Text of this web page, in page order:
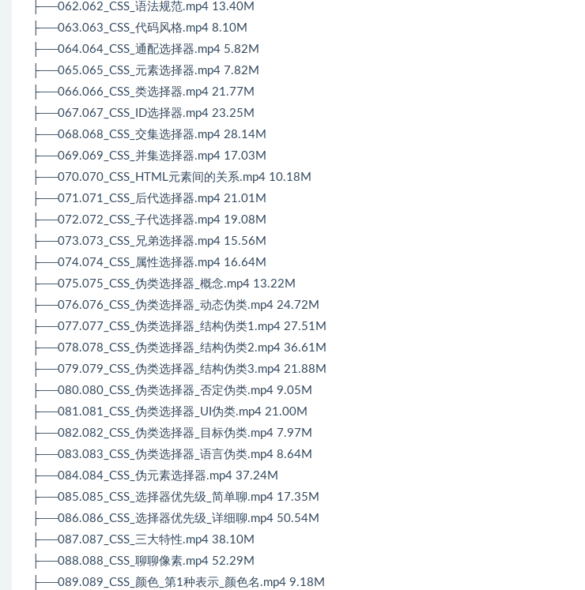
├──062.062_CSS_语法规范.mp4 13.40M
├──063.063_CSS_代码风格.mp4 8.10M
├──064.064_CSS_通配选择器.mp4 5.82M
├──065.065_CSS_元素选择器.mp4 7.82M
├──066.066_CSS_类选择器.mp4 21.77M
├──067.067_CSS_ID选择器.mp4 23.25M
├──068.068_CSS_交集选择器.mp4 28.14M
├──069.069_CSS_并集选择器.mp4 17.03M
├──070.070_CSS_HTML元素间的关系.mp4 10.18M
├──071.071_CSS_后代选择器.mp4 21.01M
├──072.072_CSS_子代选择器.mp4 19.08M
├──073.073_CSS_兄弟选择器.mp4 15.56M
├──074.074_CSS_属性选择器.mp4 16.64M
├──075.075_CSS_伪类选择器_概念.mp4 13.22M
├──076.076_CSS_伪类选择器_动态伪类.mp4 24.72M
├──077.077_CSS_伪类选择器_结构伪类1.mp4 27.51M
├──078.078_CSS_伪类选择器_结构伪类2.mp4 36.61M
├──079.079_CSS_伪类选择器_结构伪类3.mp4 21.88M
├──080.080_CSS_伪类选择器_否定伪类.mp4 9.05M
├──081.081_CSS_伪类选择器_UI伪类.mp4 21.00M
├──082.082_CSS_伪类选择器_目标伪类.mp4 7.97M
├──083.083_CSS_伪类选择器_语言伪类.mp4 8.64M
├──084.084_CSS_伪元素选择器.mp4 37.24M
├──085.085_CSS_选择器优先级_简单聊.mp4 17.35M
├──086.086_CSS_选择器优先级_详细聊.mp4 50.54M
├──087.087_CSS_三大特性.mp4 38.10M
├──088.088_CSS_聊聊像素.mp4 52.29M
├──089.089_CSS_颜色_第1种表示_颜色名.mp4 9.18M